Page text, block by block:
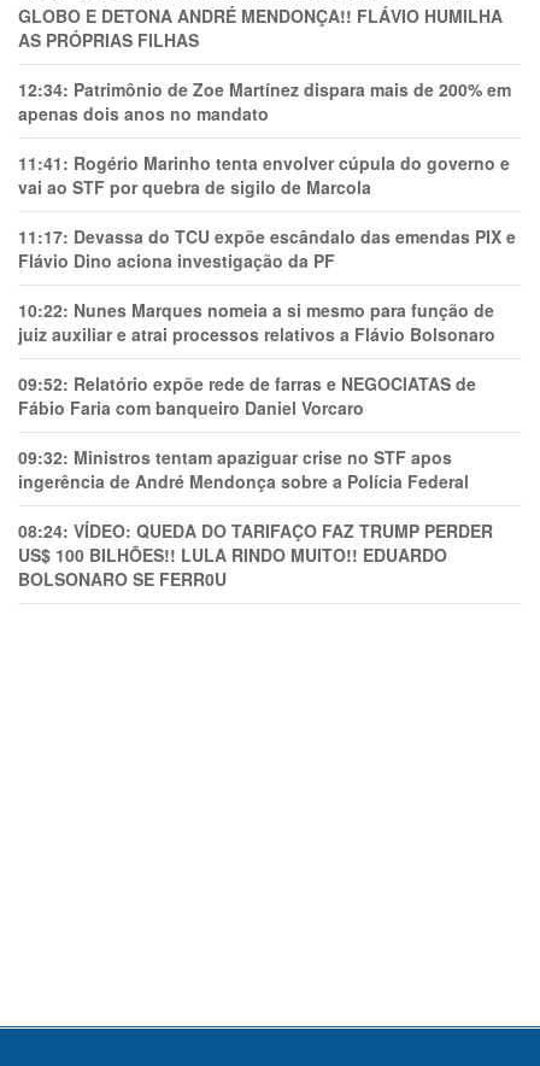
GLOBO E DETONA ANDRÉ MENDONÇA!! FLÁVIO HUMILHA
AS PRÓPRIAS FILHAS
12:34: Patrimônio de Zoe Martínez dispara mais de 200% em
apenas dois anos no mandato
11:41: Rogério Marinho tenta envolver cúpula do governo e
vai ao STF por quebra de sigilo de Marcola
11:17: Devassa do TCU expõe escândalo das emendas PIX e
Flávio Dino aciona investigação da PF
10:22: Nunes Marques nomeia a si mesmo para função de
juiz auxiliar e atrai processos relativos a Flávio Bolsonaro
09:52: Relatório expõe rede de farras e NEGOCIATAS de
Fábio Faria com banqueiro Daniel Vorcaro
09:32: Ministros tentam apaziguar crise no STF apos
ingerência de André Mendonça sobre a Polícia Federal
08:24: VÍDEO: QUEDA DO TARIFAÇO FAZ TRUMP PERDER
US$ 100 BILHÕES!! LULA RINDO MUITO!! EDUARDO
BOLSONARO SE FERR0U